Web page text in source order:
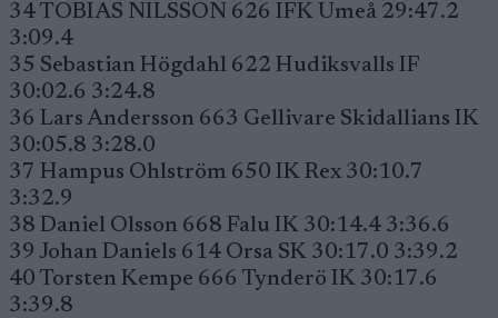
34 TOBIAS NILSSON 626 IFK Umeå 29:47.2
3:09.4
35 Sebastian Högdahl 622 Hudiksvalls IF
30:02.6 3:24.8
36 Lars Andersson 663 Gellivare Skidallians IK
30:05.8 3:28.0
37 Hampus Ohlström 650 IK Rex 30:10.7
3:32.9
38 Daniel Olsson 668 Falu IK 30:14.4 3:36.6
39 Johan Daniels 614 Orsa SK 30:17.0 3:39.2
40 Torsten Kempe 666 Tynderö IK 30:17.6
3:39.8